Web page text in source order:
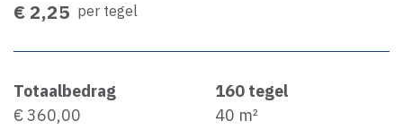
€ 2,25 per tegel
Totaalbedrag
€ 360,00
160 tegel
40 m²